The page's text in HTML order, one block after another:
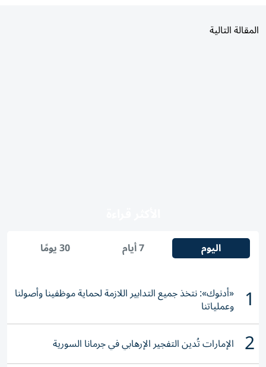
المقالة التالية
اليوم 7 أيام 30 يومًا
1 «أدنوك»: نتخذ جميع التدابير اللازمة لحماية موظفينا وأصولنا
وعملياتنا
2 الإمارات تُدين التفجير الإرهابي في جرمانا السورية